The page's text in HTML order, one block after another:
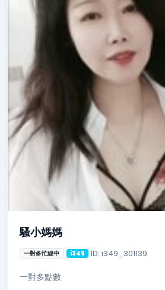
騷小媽媽
一對多忙線中 i349 ID: i349_301139
一對多點數